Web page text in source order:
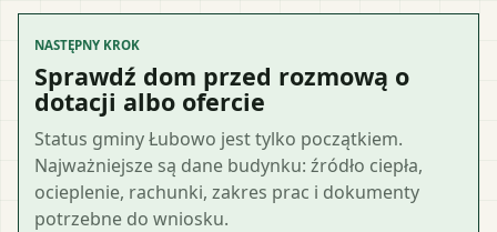
NASTĘPNY KROK
Sprawdź dom przed rozmową o
dotacji albo ofercie
Status gminy Łubowo jest tylko początkiem.
Najważniejsze są dane budynku: źródło ciepła,
ocieplenie, rachunki, zakres prac i dokumenty
potrzebne do wniosku.